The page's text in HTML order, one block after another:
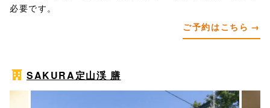
必要です。
ご予約はこちら
SAKURA定山渓 膳